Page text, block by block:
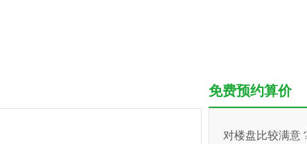
免费预约算价
对楼盘比较满意？